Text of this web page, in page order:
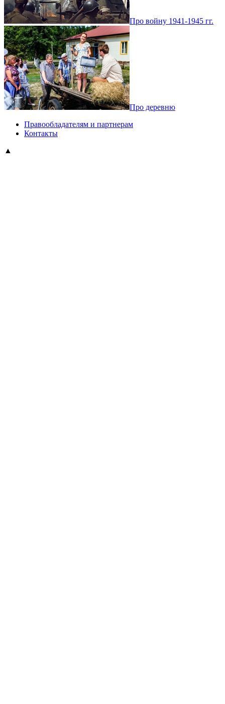
Про войну 1941-1945 гг.
Про деревню
Правообладателям и партнерам
Контакты
▲